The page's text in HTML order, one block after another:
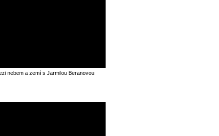
nebem a zemí s Jarmilou Beranovou